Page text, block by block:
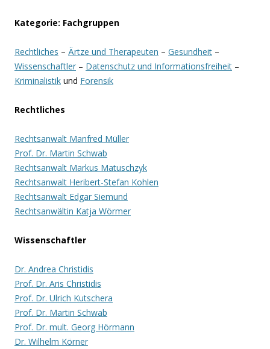
Kategorie: Fachgruppen
Rechtliches – Ärtze und Therapeuten – Gesundheit –
Wissenschaftler – Datenschutz und Informationsfreiheit –
Kriminalistik und Forensik
Rechtliches
Rechtsanwalt Manfred Müller
Prof. Dr. Martin Schwab
Rechtsanwalt Markus Matuschzyk
Rechtsanwalt Heribert-Stefan Kohlen
Rechtsanwalt Edgar Siemund
Rechtsanwältin Katja Wörmer
Wissenschaftler
Dr. Andrea Christidis
Prof. Dr. Aris Christidis
Prof. Dr. Ulrich Kutschera
Prof. Dr. Martin Schwab
Prof. Dr. mult. Georg Hörmann
Dr. Wilhelm Körner